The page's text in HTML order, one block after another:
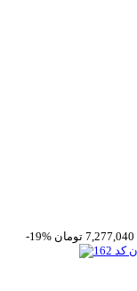
-19%
7,277,040 تومان